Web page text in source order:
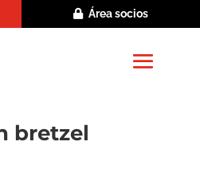
Área socios
bretzel